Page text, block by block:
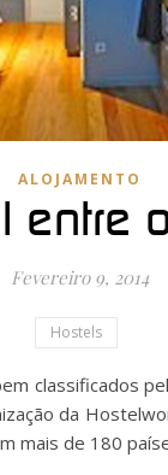
ALOJAMENTO
entre
Fevereiro 9, 2014
Hostels
classificados
da
mais de 180